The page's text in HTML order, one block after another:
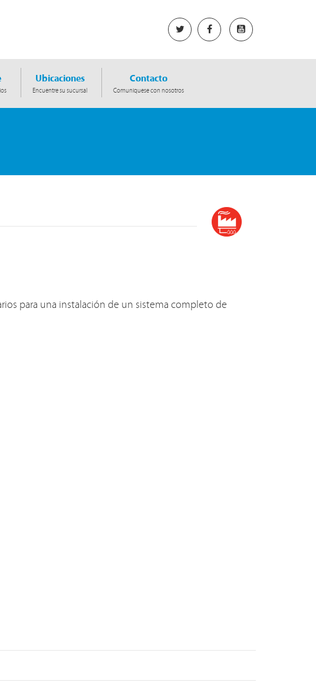
Ubicaciones
Encuentre su sucursal
Contacto
Comuniquese con nosotros
para una instalación de un sistema completo de